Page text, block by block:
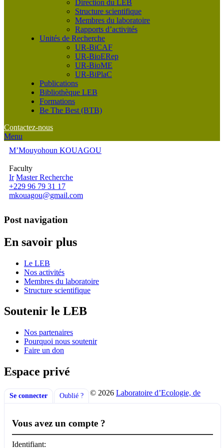
Direction du LEB
Structure scientifique
Membres du laboratoire
Rapports d’activités
Unités de Recherche
UR-BiCAF
UR-BioERep
UR-BioME
UR-BiPlaC
Publications
Bibliothèque LEB
Formations
Be The Best (BTB)
Contactez-nous
Menu
M’Mouyohoun KOUAGOU
Faculty
Ir Master Recherche
+229 96 79 31 17
mkouagou@gmail.com
Post navigation
En savoir plus
Le LEB
Nos activités
Membres du laboratoire
Structure scientifique
Soutenir le LEB
Nos partenaires
Pourquoi nous soutenir
Faire un don
Espace privé
Se connecter Oublié ?
Vous avez un compte ?
Identifiant:
© 2026 Laboratoire d’Ecologie, de